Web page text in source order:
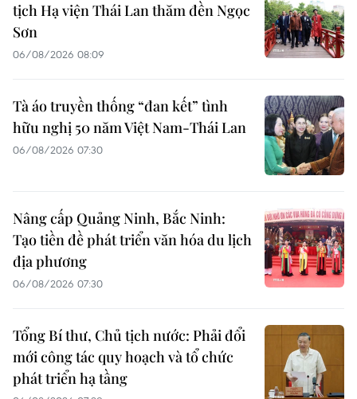
tịch Hạ viện Thái Lan thăm đền Ngọc
Sơn
06/08/2026 08:09
Tà áo truyền thống “đan kết” tình
hữu nghị 50 năm Việt Nam-Thái Lan
06/08/2026 07:30
Nâng cấp Quảng Ninh, Bắc Ninh:
Tạo tiền đề phát triển văn hóa du lịch
địa phương
06/08/2026 07:30
Tổng Bí thư, Chủ tịch nước: Phải đổi
mới công tác quy hoạch và tổ chức
phát triển hạ tầng